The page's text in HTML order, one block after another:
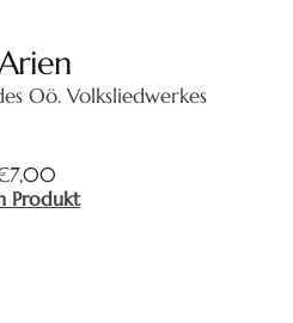
Oö. Volksliedwerkes
7,00
Produkt